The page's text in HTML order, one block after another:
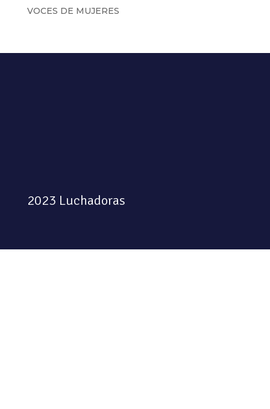
VOCES DE MUJERES
2023 Luchadoras